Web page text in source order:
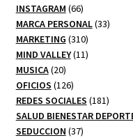
INSTAGRAM 6666
productos
MARCA PERSONAL 3333
MARKETING 310310
productos
MIND VALLEY 1111
MUSICA 2020
productos
OFICIOS 126126
productos
REDES SOCIALES 181181
SALUD BIENESTAR
SEDUCCION 3737